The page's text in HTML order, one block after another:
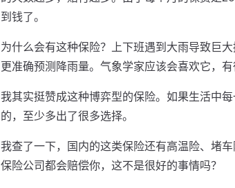
到钱了。
为什么会有这种保险？上下班遇到大雨导致巨
更准确预测降雨量。气象学家应该会喜欢它，有
我其实挺赞成这种博弈型的保险。如果生活中
的，至少多出了很多选择。
我查了一下，国内的这类保险还有高温险、堵
保险公司都会赔偿你，这不是很好的事情吗？